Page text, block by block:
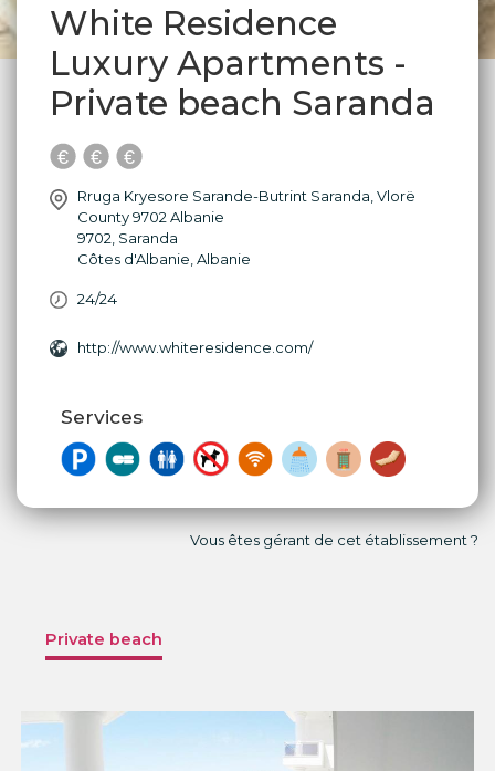
White Residence
Luxury Apartments -
Private beach Saranda
Rruga Kryesore Sarande-Butrint Saranda, Vlorë
County 9702 Albanie
9702 Saranda
Côtes d'Albanie Albanie
24/24
http://www.whiteresidence.com/
Services
Vous êtes gérant de cet établissement ?
Private beach